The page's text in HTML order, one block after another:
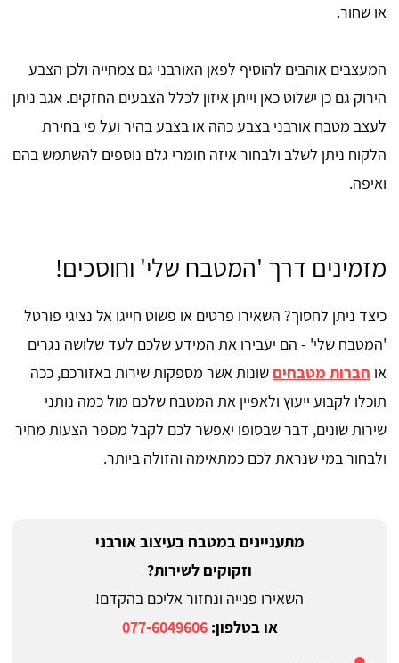
או שחור.
המעצבים אוהבים להוסיף לפאן האורבני גם צמחייה ולכן הצבע
הירוק גם כן ישלוט כאן וייתן איזון לכלל הצבעים החזקים. אגב ניתן
לעצב מטבח אורבני בצבע כהה או בצבע בהיר ועל פי בחירת
הלקוח ניתן לשלב ולבחור איזה חומרי גלם נוספים להשתמש בהם
ואיפה.
מזמינים דרך 'המטבח שלי' וחוסכים!
כיצד ניתן לחסוך? השאירו פרטים או פשוט חייגו אל נציגי פורטל
'המטבח שלי' - הם יעבירו את המידע שלכם לעד שלושה נגרים
או חברות מטבחים שונות אשר מספקות שירות באזורכם, ככה
תוכלו לקבוע ייעוץ ולאפיין את המטבח שלכם מול כמה נותני
שירות שונים, דבר שבסופו יאפשר לכם לקבל מספר הצעות מחיר
ולבחור במי שנראת לכם כמתאימה והזולה ביותר.
מתעניינים במטבח בעיצוב אורבני
וזקוקים לשירות?
השאירו פנייה ונחזור אליכם בהקדם!
או בטלפון:077-6049606